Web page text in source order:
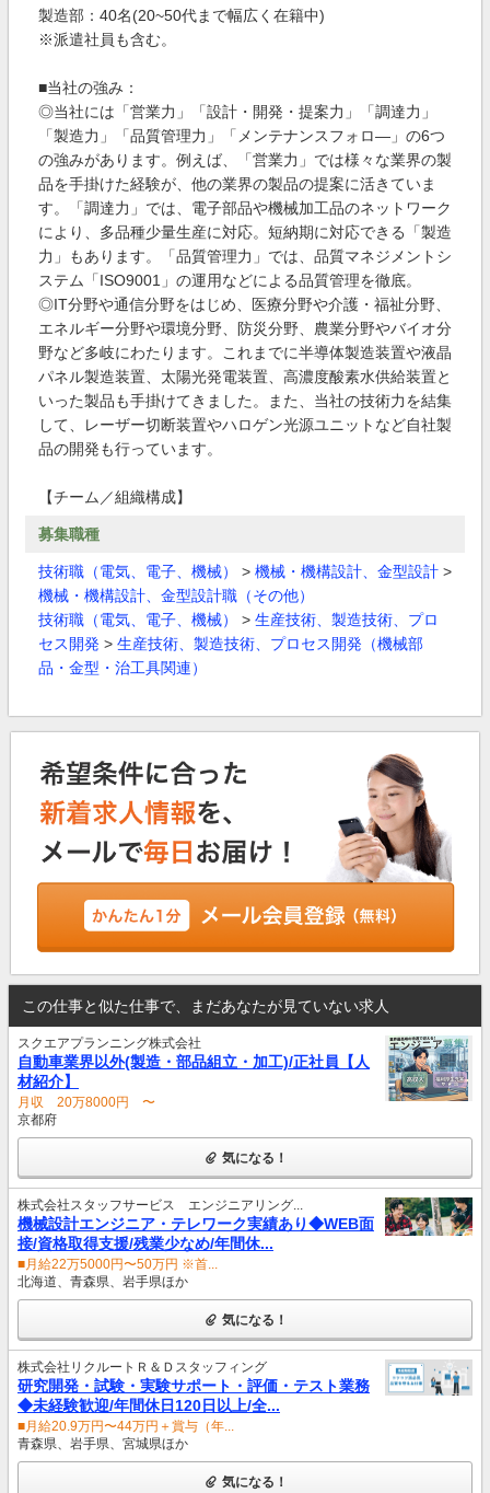
製造部：40名(20~50代まで幅広く在籍中)
※派遣社員も含む。
■当社の強み：
◎当社には「営業力」「設計・開発・提案力」「調達力」
「製造力」「品質管理力」「メンテナンスフォロ―」の6つ
の強みがあります。例えば、「営業力」では様々な業界の製
品を手掛けた経験が、他の業界の製品の提案に活きていま
す。「調達力」では、電子部品や機械加工品のネットワーク
により、多品種少量生産に対応。短納期に対応できる「製造
力」もあります。「品質管理力」では、品質マネジメントシ
ステム「ISO9001」の運用などによる品質管理を徹底。
◎IT分野や通信分野をはじめ、医療分野や介護・福祉分野、
エネルギー分野や環境分野、防災分野、農業分野やバイオ分
野など多岐にわたります。これまでに半導体製造装置や液晶
パネル製造装置、太陽光発電装置、高濃度酸素水供給装置と
いった製品も手掛けてきました。また、当社の技術力を結集
して、レーザー切断装置やハロゲン光源ユニットなど自社製
品の開発も行っています。
【チーム／組織構成】
募集職種
技術職（電気、電子、機械） > 機械・機構設計、金型設計 >
機械・機構設計、金型設計職（その他）
技術職（電気、電子、機械）
> 生産技術、製造技術、プロ
セス開発 > 生産技術、製造技術、プロセス開発（機械部
品・金型・治工具関連）
この仕事と似た仕事で、まだあなたが見ていない求人
スクエアプランニング株式会社
自動車業界以外(製造・部品組立・加工)/正社員【人
材紹介】
月収 20万8000円 〜
京都府
気になる！
株式会社スタッフサービス エンジニアリング...
機械設計エンジニア・テレワーク実績あり◆WEB面
接/資格取得支援/残業少なめ/年間休...
■月給22万5000円〜50万円 ※首...
北海道、青森県、岩手県ほか
気になる！
株式会社リクルートＲ＆Ｄスタッフィング
研究開発・試験・実験サポート・評価・テスト業務
◆未経験歓迎/年間休日120日以上/全...
■月給20.9万円〜44万円＋賞与（年...
青森県、岩手県、宮城県ほか
気になる！